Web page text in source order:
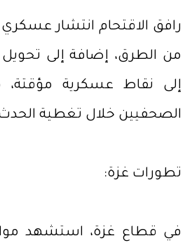
رافق الاقتحام انتشار
من الطرق، إضافة إلى
إلى نقاط عسكرية
الصحفيين خلال تغطية
تطورات غزة:
في قطاع غزة، استشهد